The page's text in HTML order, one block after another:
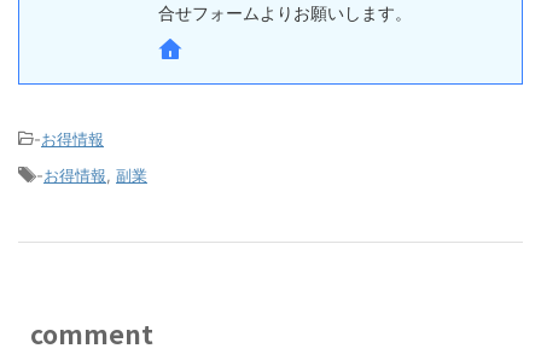
合せフォームよりお願いします。
-お得情報
-お得情報, 副業
comment